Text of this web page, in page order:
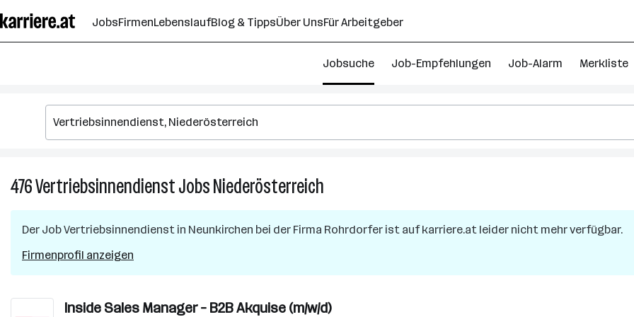
Seiteninhalt
springen
JobsFirmenLebenslaufBlog & TippsÜber UnsFür Arbeitgeber
Jobsuche Job-Empfehlungen Job-Alarm Merkliste
476VertriebsinnendienstJobsNiederösterreich
in
Der JobVertriebsinnendienst in Neunkirchen bei der Firma Rohrdorfer ist auf karriere.at leider nicht mehr verfügbar.
Firmenprofil anzeigen
Inside Sales Manager – B2B Akquise (m/w/d)